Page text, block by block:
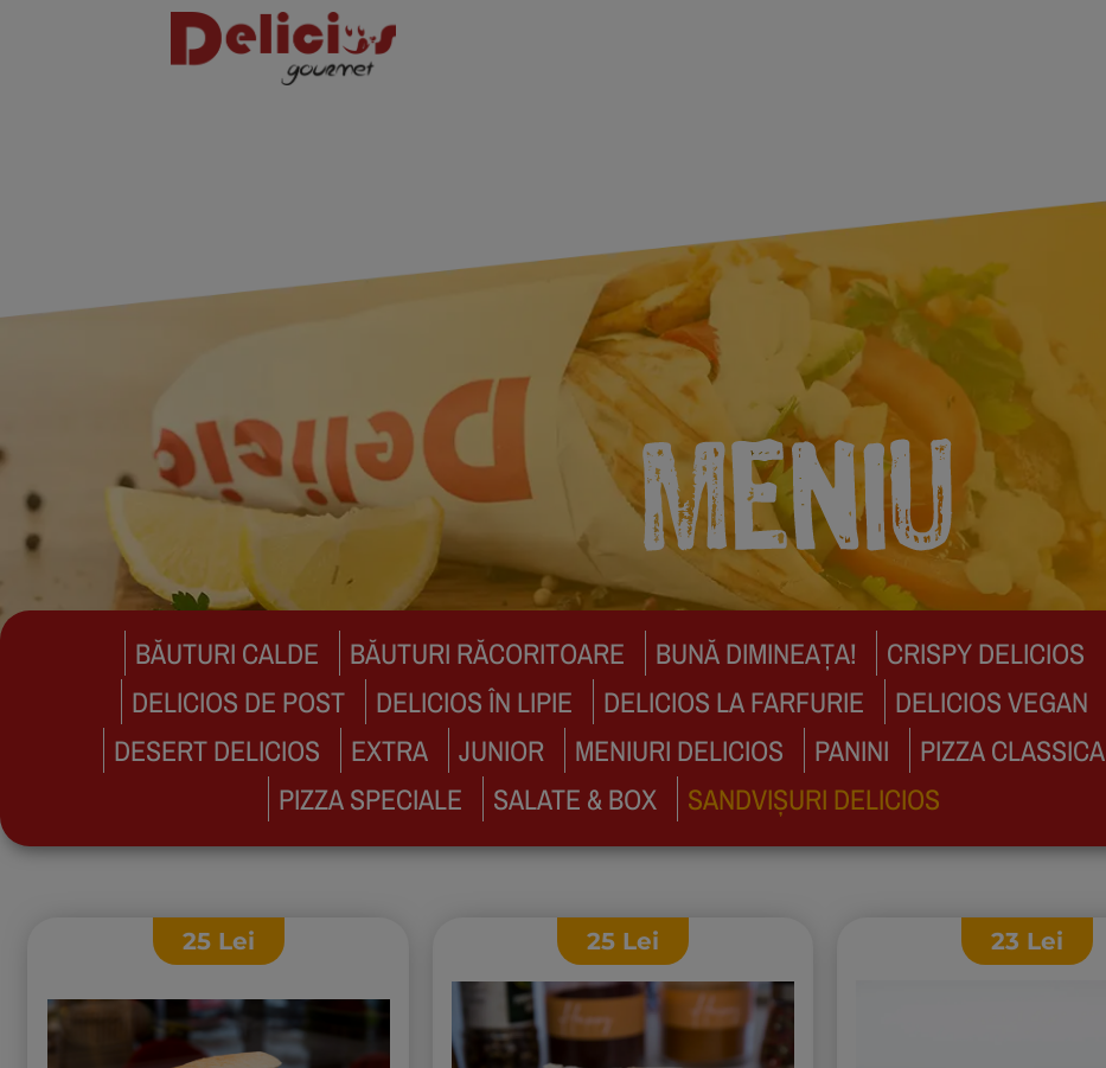
BĂUTURI CALDE BĂUTURI RĂCORITOARE BUNĂ DIMINEAȚA!
CRISPY DELICIOS
DELICIOS DE POST
DELICIOS ÎN LIPIE DELICIOS LA FARFURIE
DELICIOS VEGAN
DESERT DELICIOS
EXTRA JUNIOR MENIURI DELICIOS PANINI
PIZZA CLASSICA
PIZZA SPECIALE
SALATE & BOX SANDVIȘURI DELICIOS
25 Lei 25 Lei 23 Lei